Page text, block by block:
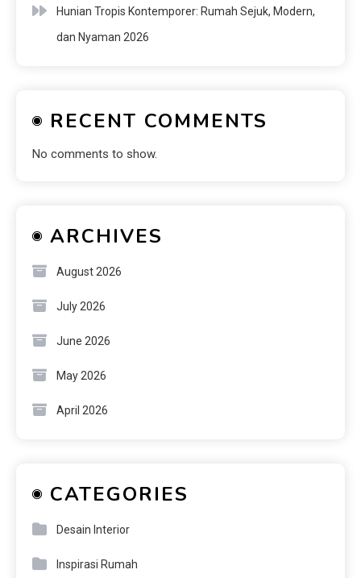
Hunian Tropis Kontemporer: Rumah Sejuk, Modern,
dan Nyaman 2026
RECENT COMMENTS
No comments to show.
ARCHIVES
August 2026
July 2026
June 2026
May 2026
April 2026
CATEGORIES
Desain Interior
Inspirasi Rumah